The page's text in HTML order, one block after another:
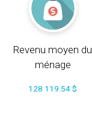
Revenu moyen du
ménage
128 119.54 $